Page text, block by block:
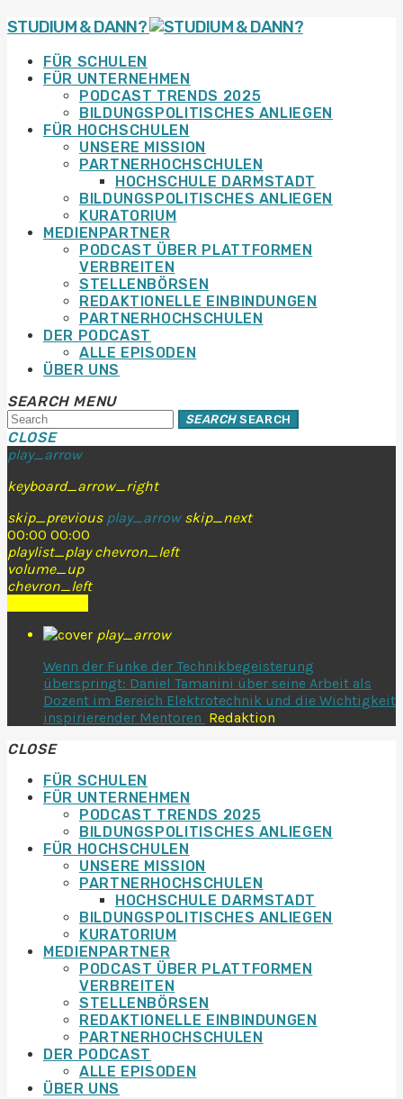
STUDIUM & DANN?
FÜR SCHULEN
FÜR UNTERNEHMEN
PODCAST TRENDS 2025
BILDUNGSPOLITISCHES ANLIEGEN
FÜR HOCHSCHULEN
UNSERE MISSION
PARTNERHOCHSCHULEN
HOCHSCHULE DARMSTADT
BILDUNGSPOLITISCHES ANLIEGEN
KURATORIUM
MEDIENPARTNER
PODCAST ÜBER PLATTFORMEN
VERBREITEN
STELLENBÖRSEN
REDAKTIONELLE EINBINDUNGEN
PARTNERHOCHSCHULEN
DER PODCAST
ALLE EPISODEN
ÜBER UNS
SEARCH MENU
SEARCHSEARCH
CLOSE
play_arrow
keyboard_arrow_right
skip_previous play_arrow skip_next
00:00 00:00
playlist_play chevron_left
volume_up
chevron_left
play_arrow
Wenn der Funke der Technikbegeisterung
überspringt: Daniel Tamanini über seine Arbeit als
Dozent im Bereich Elektrotechnik und die Wichtigkeit
inspirierender Mentoren Redaktion
CLOSE
FÜR SCHULEN
FÜR UNTERNEHMEN
PODCAST TRENDS 2025
BILDUNGSPOLITISCHES ANLIEGEN
FÜR HOCHSCHULEN
UNSERE MISSION
PARTNERHOCHSCHULEN
HOCHSCHULE DARMSTADT
BILDUNGSPOLITISCHES ANLIEGEN
KURATORIUM
MEDIENPARTNER
PODCAST ÜBER PLATTFORMEN
VERBREITEN
STELLENBÖRSEN
REDAKTIONELLE EINBINDUNGEN
PARTNERHOCHSCHULEN
DER PODCAST
ALLE EPISODEN
ÜBER UNS